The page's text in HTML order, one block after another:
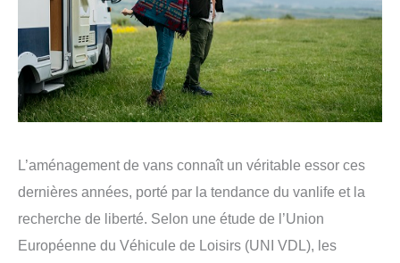
L’aménagement de vans connaît un véritable essor ces
dernières années, porté par la tendance du vanlife et la
recherche de liberté. Selon une étude de l’Union
Européenne du Véhicule de Loisirs (UNI VDL), les